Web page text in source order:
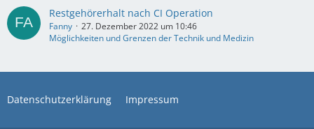
Restgehörerhalt nach CI Operation
Fanny
27. Dezember 2022 um 10:46
Möglichkeiten und Grenzen der Technik und Medizin
Datenschutzerklärung Impressum